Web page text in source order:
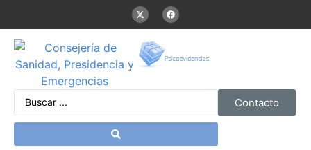
Contacto